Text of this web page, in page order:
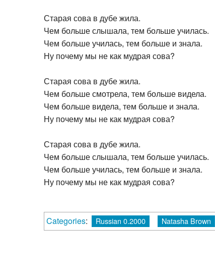
Старая сова в дубе жила.
Чем больше слышала, тем больше училась.
Чем больше училась, тем больше и знала.
Ну почему мы не как мудрая сова?
Старая сова в дубе жила.
Чем больше смотрела, тем больше видела.
Чем больше видела, тем больше и знала.
Ну почему мы не как мудрая сова?
Старая сова в дубе жила.
Чем больше слышала, тем больше училась.
Чем больше училась, тем больше и знала.
Ну почему мы не как мудрая сова?
Categories: Russian 0.2000 Natasha Brown